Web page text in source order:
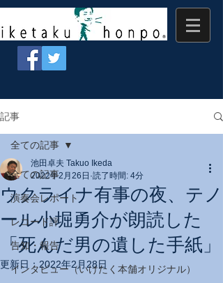
記事
全ての記事
演奏会レポート
レコード評
告知・報告
インタビュー（いけたく本舗オリジナル）
全ての記事
ウクライナ有事の夜、テノ
ール小堀勇介が朗読した
「死んだ男の遺した手紙」
池田卓夫 Takuo Ikeda
2022年2月26日 読了時間: 4分
更新日：2022年2月28日